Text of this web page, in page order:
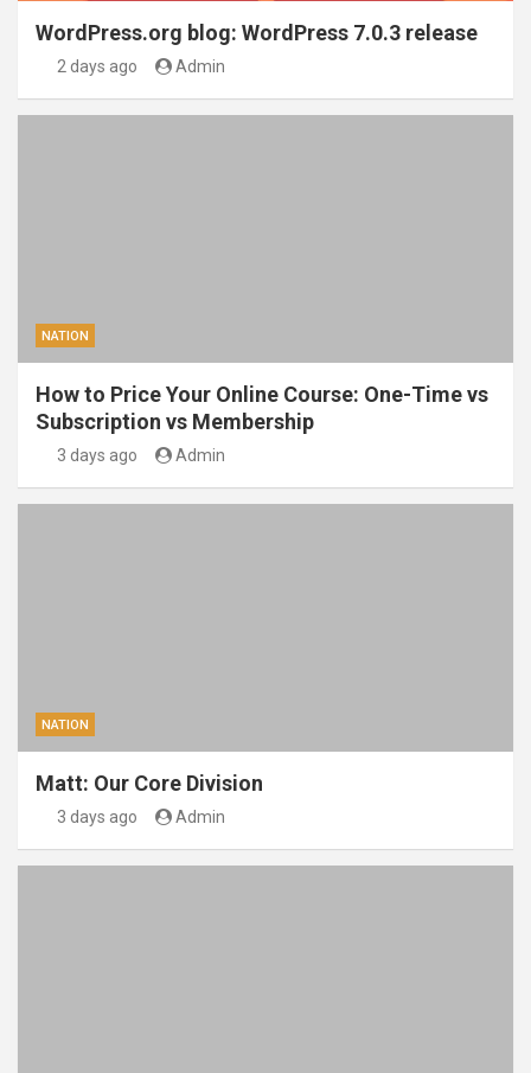
WordPress.org blog: WordPress 7.0.3 release
2 days ago Admin
NATION
How to Price Your Online Course: One-Time vs
Subscription vs Membership
3 days ago Admin
NATION
Matt: Our Core Division
3 days ago Admin